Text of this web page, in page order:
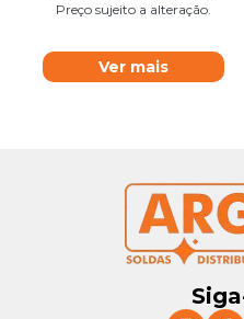
Preço sujeito a alteração.
Ver mais